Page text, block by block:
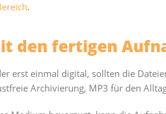
.
den fertigen
erst einmal digital, sollten die
Archivierung, MP3 für den